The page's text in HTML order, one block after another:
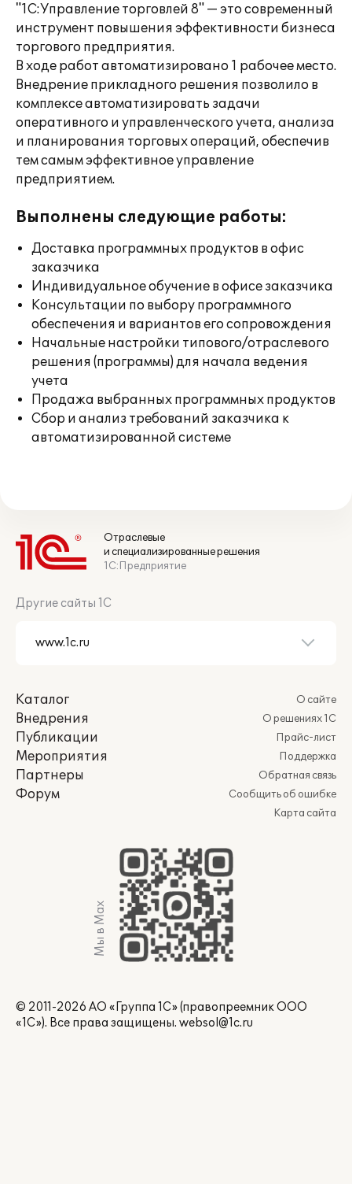
"1С:Управление торговлей 8" — это современный
инструмент повышения эффективности бизнеса
торгового предприятия.
В ходе работ автоматизировано 1 рабочее место.
Внедрение прикладного решения позволило в
комплексе автоматизировать задачи
оперативного и управленческого учета, анализа
и планирования торговых операций, обеспечив
тем самым эффективное управление
предприятием.
Выполнены следующие работы:
Доставка программных продуктов в офис
заказчика
Индивидуальное обучение в офисе заказчика
Консультации по выбору программного
обеспечения и вариантов его сопровождения
Начальные настройки типового/отраслевого
решения (программы) для начала ведения
учета
Продажа выбранных программных продуктов
Сбор и анализ требований заказчика к
автоматизированной системе
Отраслевые
и специализированные решения
1С:Предприятие
Другие сайты 1С
Каталог
Внедрения
Публикации
Мероприятия
Партнеры
Форум
О сайте
О решениях 1С
Прайс-лист
Поддержка
Обратная связь
Сообщить об ошибке
Карта сайта
Мы в Max
© 2011-2026 АО «Группа 1С» (правопреемник ООО
«1С»). Все права защищены. websol@1c.ru